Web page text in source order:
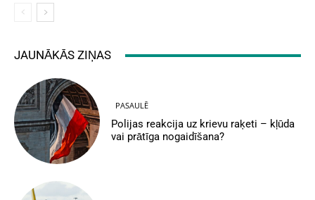
JAUNĀKĀS ZIŅAS
PASAULĒ
Polijas reakcija uz krievu raķeti – kļūda
vai prātīga nogaidīšana?